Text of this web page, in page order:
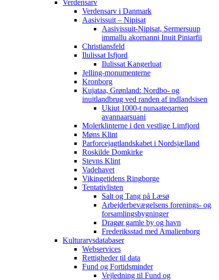
Verdensarv
Verdensarv i Danmark
Aasivissuit – Nipisat
Aasivissuit-Nipisat, Sermersuup
immallu akornanni Inuit Piniarfii
Christiansfeld
Ilulissat Isfjord
Ilulissat Kangerluat
Jelling-monumenterne
Kronborg
Kujataa, Grønland: Nordbo- og
inuitlandbrug ved randen af indlandsisen
Ukiut 1000-t nunaateqarneq
avannaarsuani
Molerklinterne i den vestlige Limfjord
Møns Klint
Parforcejagtlandskabet i Nordsjælland
Roskilde Domkirke
Stevns Klint
Vadehavet
Vikingetidens Ringborge
Tentativlisten
Salt og Tang på Læsø
Arbejderbevægelsens forenings- og
forsamlingsbygninger
Dragør gamle by og havn
Frederiksstad med Amalienborg
Kulturarvsdatabaser
Webservices
Rettigheder til data
Fund og Fortidsminder
Vejledning til Fund og